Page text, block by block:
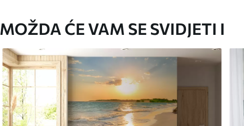
MOŽDA ĆE VAM SE SVIDJETI I